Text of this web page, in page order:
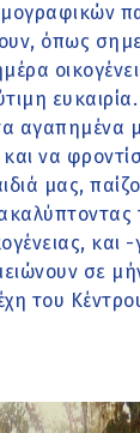
όπως
αγαπημένα
να
μας,
και -
σε
του